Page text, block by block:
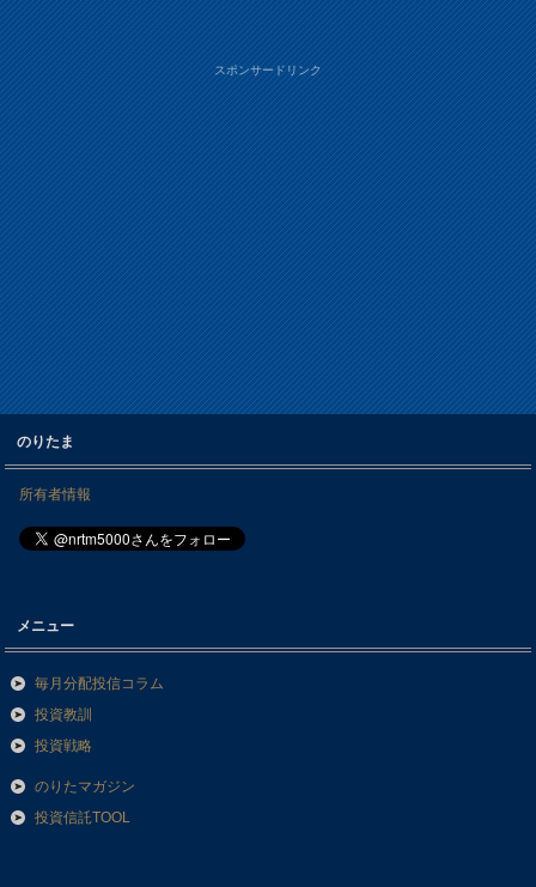
スポンサードリンク
のりたま
所有者情報
メニュー
毎月分配投信コラム
投資教訓
投資戦略
のりたマガジン
投資信託TOOL